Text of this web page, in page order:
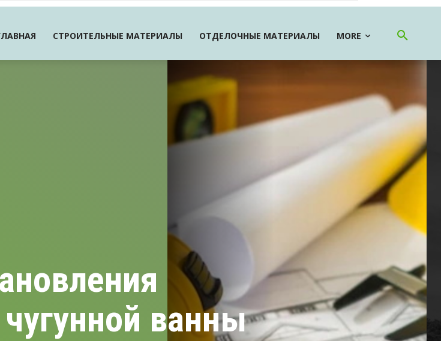
СТРОИТЕЛЬНЫЕ МАТЕРИАЛЫ ОТДЕЛОЧНЫЕ МАТЕРИАЛЫ MORE
ванны